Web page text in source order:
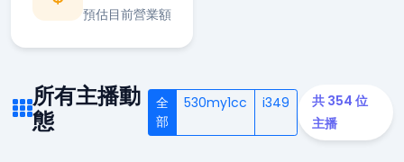
預估目前營業額
所有主播動
態
全
部
530my1cc i349
共 354 位
主播